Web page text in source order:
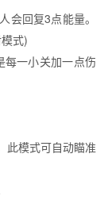
会回复3点能量。
式)
一小关加一点伤
此模式可自动瞄准